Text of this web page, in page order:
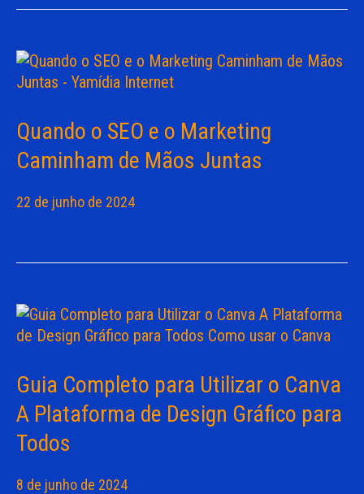
Quando o SEO e o Marketing
Caminham de Mãos Juntas
22 de junho de 2024
Guia Completo para Utilizar o Canva
A Plataforma de Design Gráfico para
Todos
8 de junho de 2024